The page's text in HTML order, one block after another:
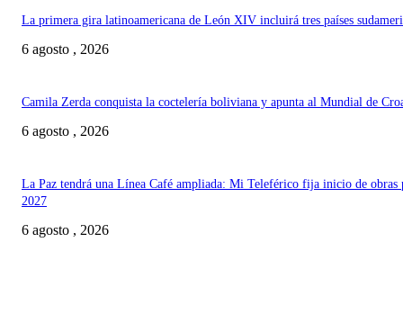
La primera gira latinoamericana de León XIV incluirá tres países
6 agosto , 2026
Camila Zerda conquista la coctelería boliviana y apunta al Mundial de
6 agosto , 2026
La Paz tendrá una Línea Café ampliada: Mi Teleférico fija inicio de obras
2027
6 agosto , 2026